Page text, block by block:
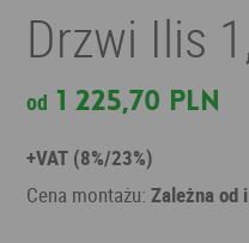
Drzwi Ilis
od 1 225,70 PLN
+VAT (8%/23%)
Cena montażu:Zależna od